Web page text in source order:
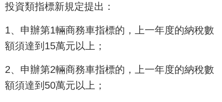
投資類指標新規定提出：
1、申辦第1輛商務車指標的，上一年度的納稅數
額須達到15萬元以上；
2、申辦第2輛商務車指標的，上一年度的納稅數
額須達到50萬元以上；